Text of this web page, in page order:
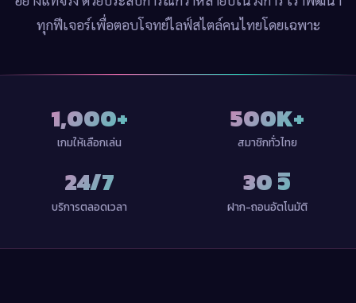
ทุกฟีเจอร์เพื่อตอบโจทย์ไลฟ์สไตล์คนไทยโดยเฉพาะ
1,000+
เกมให้เลือกเล่น
500K+
สมาชิกทั่วไทย
24/7
บริการตลอดเวลา
30 วิ
ฝาก-ถอนอัตโนมัติ